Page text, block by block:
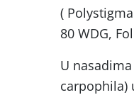
(
80 WDG,
U
carpophila)